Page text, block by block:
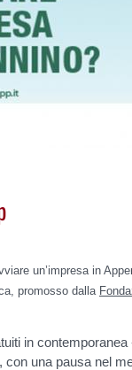
un’impresa in
promosso dalla
in
con una pausa nel